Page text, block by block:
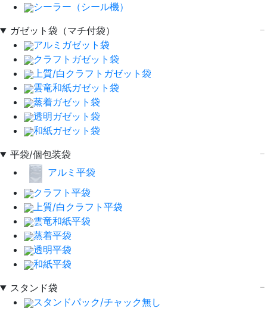
シーラー（シール機）
ガゼット袋（マチ付袋）
アルミガゼット袋
クラフトガゼット袋
上質/白クラフトガゼット袋
雲竜和紙ガゼット袋
蒸着ガゼット袋
透明ガゼット袋
和紙ガゼット袋
平袋/個包装袋
アルミ平袋
クラフト平袋
上質/白クラフト平袋
雲竜和紙平袋
蒸着平袋
透明平袋
和紙平袋
スタンド袋
スタンドパック/チャック無し